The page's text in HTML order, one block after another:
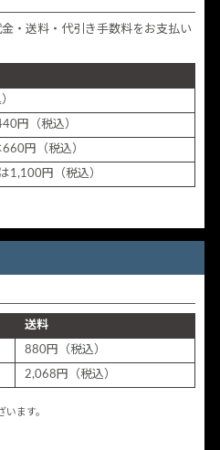
・送料・代引き手数料をお支払い
円（税込）
円（税込）
1,100円（税込）
送料
880円（税込）
2,068円（税込）
ます。